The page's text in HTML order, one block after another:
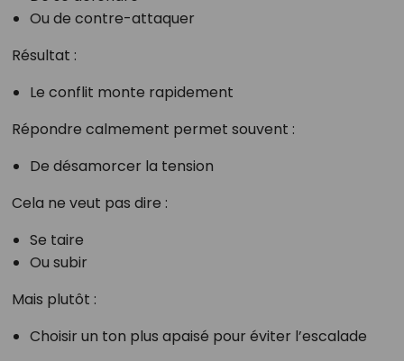
Ou de contre-attaquer
Résultat :
Le conflit monte rapidement
Répondre calmement permet souvent :
De désamorcer la tension
Cela ne veut pas dire :
Se taire
Ou subir
Mais plutôt :
Choisir un ton plus apaisé pour éviter l’escalade